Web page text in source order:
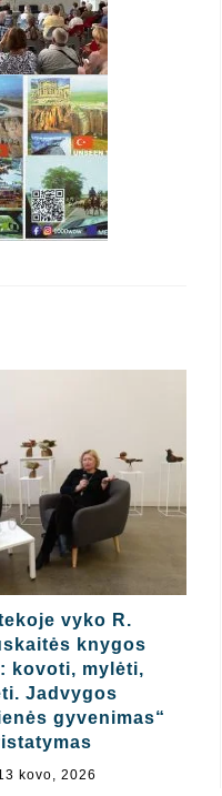
vyko R.
knygos
kovoti, mylėti,
Jadvygos
gyvenimas“
kovo, 2026